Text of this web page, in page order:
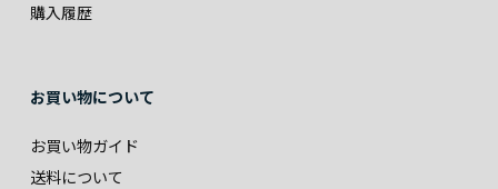
購入履歴
お買い物について
お買い物ガイド
送料について